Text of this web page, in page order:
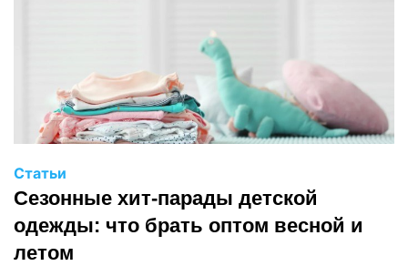
Статьи
Сезонные хит-парады детской
одежды: что брать оптом весной и
летом